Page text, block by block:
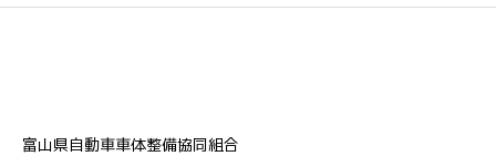
富山県自動車車体整備協同組合